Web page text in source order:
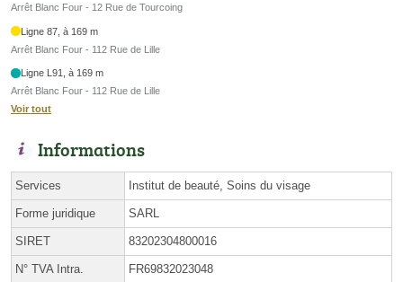
Arrêt Blanc Four - 12 Rue de Tourcoing
Ligne 87, à 169 m
Arrêt Blanc Four - 112 Rue de Lille
Ligne L91, à 169 m
Arrêt Blanc Four - 112 Rue de Lille
Voir tout
Informations
Services Institut de beauté, Soins du visage
Forme juridique SARL
SIRET 83202304800016
N° TVA Intra. FR69832023048